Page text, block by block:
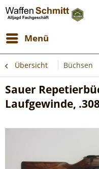
Menü
Übersicht Büchsen
Sauer
Laufgewinde,